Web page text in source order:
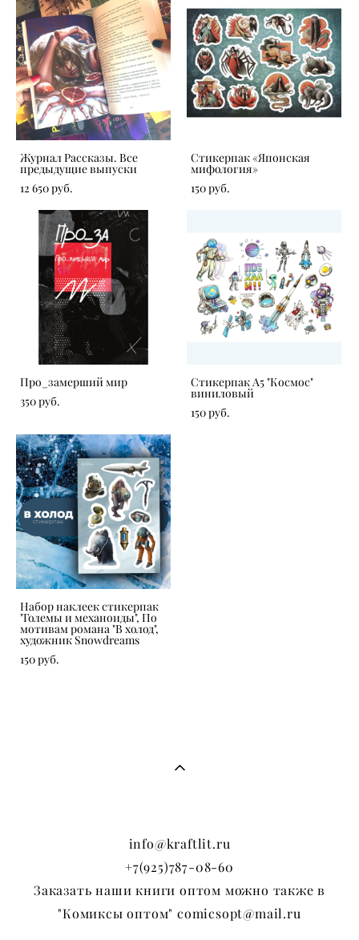
Журнал Рассказы. Все
предыдущие выпуски
12 650 pуб.
Стикерпак «‎Японская
мифология»
150 pуб.
Про_замерший мир
350 pуб.
Стикерпак А5 "Космос"
виниловый
150 pуб.
Набор наклеек стикерпак
"Големы и механоиды", По
мотивам романа "В холод",
художник Snowdreams
150 pуб.
info@kraftlit.ru
+7(925)787-08-60
Заказать наши книги оптом можно также в
"Комиксы оптом" comicsopt@mail.ru